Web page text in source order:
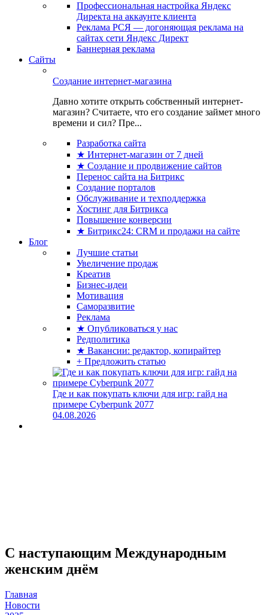
Профессиональная настройка Яндекс
Директа на аккаунте клиента
Реклама РСЯ — догоняющая реклама на
сайтах сети Яндекс Директ
Баннерная реклама
Сайты
Создание интернет-магазина
Давно хотите открыть собственный интернет-
магазин? Считаете, что его создание займет много
времени и сил? Пре...
Разработка сайта
★ Интернет-магазин от 7 дней
★ Создание и продвижение сайтов
Перенос сайта на Битрикс
Создание порталов
Обслуживание и техподдержка
Хостинг для Битрикса
Повышение конверсии
★ Битрикс24: CRM и продажи на сайте
Блог
Лучшие статьи
Увеличение продаж
Креатив
Бизнес-идеи
Мотивация
Саморазвитие
Реклама
★ Опубликоваться у нас
Редполитика
★ Вакансии: редактор, копирайтер
+ Предложить статью
Где и как покупать ключи для игр: гайд на
примере Cyberpunk 2077
04.08.2026
С наступающим Международным
женским днём
Главная
Новости